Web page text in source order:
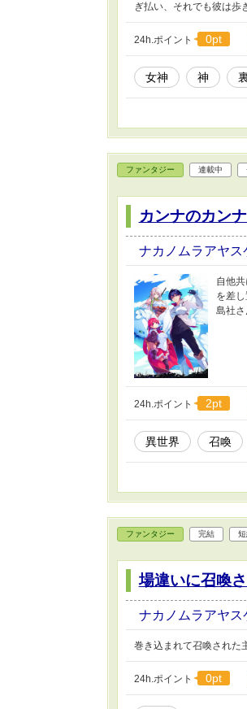
ぎ払い、それでも彼は
24h.ポイント 0pt
女神 神
ファンタジー 連載中
カンナのカン
ナカノムラアヤス
自他
を差
島社
24h.ポイント 2pt
異世界 召喚
ファンタジー 完結
場違いに召喚
ナカノムラアヤス
巻き込まれて召喚され
24h.ポイント 0pt